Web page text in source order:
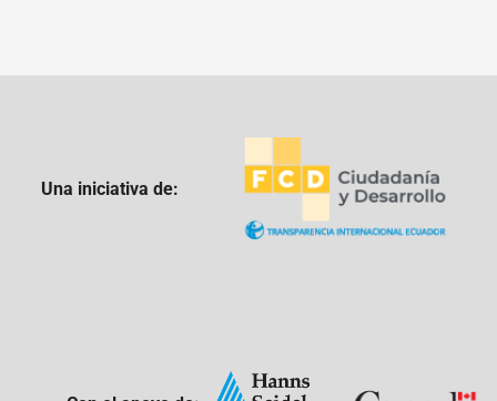
Una iniciativa de: